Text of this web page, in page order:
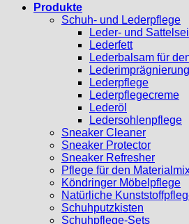
Produkte
Schuh- und Lederpflege
Leder- und
Lederfett
Lederbalsam für
Lederimprägnierung
Lederpflege
Lederpflegecreme
Lederöl
Ledersohlenpflege
Sneaker Cleaner
Sneaker Protector
Sneaker Refresher
Pflege für den
Köndringer Möbelpflege
Natürliche
Schuhputzkisten
Schuhpflege-Sets